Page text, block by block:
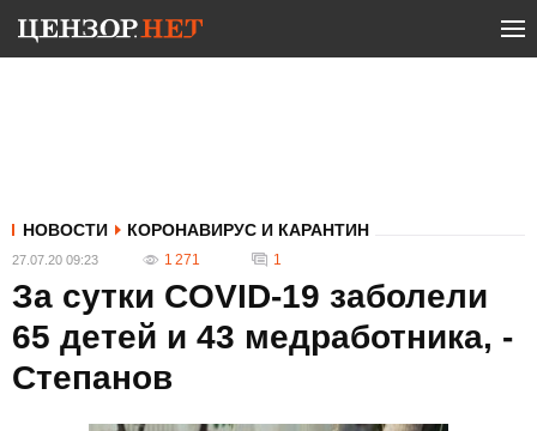
НОВОСТИ КОРОНАВИРУС И КАРАНТИН
27.07.20 09:23 1 271 1
За сутки COVID-19 заболели
65 детей и 43 медработника, -
Степанов